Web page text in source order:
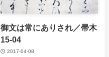
御文は常にありされ／帚木
15-04
2017-04-08